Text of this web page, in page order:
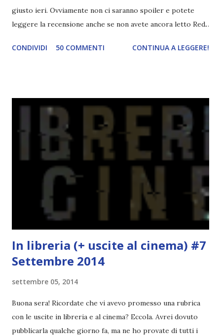
giusto ieri. Ovviamente non ci saranno spoiler e potete
leggere la recensione anche se non avete ancora letto Red.
Green sono state delle letture molto piacevoli ma non
potete capire le mie aspettative! Innanzitutto, se la Gier o
probabilmente lo avrei apprezzato molto di più. Red è
molto introduttivo, nel senso che in trecento pagine non
succede un bel niente. E non ha nemmeno un finale ._.
finisce esattamente nel bel mezzo della storia (anzi, quale
"mezzo" della storia? Questa storia ha praticamente solo
CONDIVIDI 50 COMMENTI CONTINUA A LEGGERE!
In libreria (+ uscite al cinema) #7
Settembre 2014
settembre 05, 2014
Buona sera! Ricordate che vi avevo promesso una rubrica
con le uscite in libreria e al cinema? Eccola. Avrei dovuto
pubblicarla qualche giorno fa, ma ne ho provate di tutti i